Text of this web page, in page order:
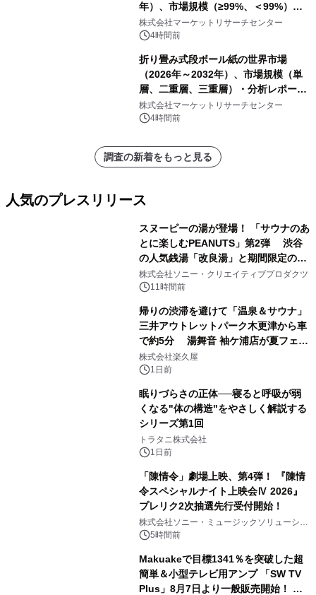
年）、市場規模（≥99%、＜99%）・
分析レポートを発表
株式会社マーケットリサーチセンター
4時間前
折り畳み式段ボール紙の世界市場
（2026年～2032年）、市場規模（単
層、二重層、三重層）・分析レポート
を発表
株式会社マーケットリサーチセンター
4時間前
調査の新着をもっと見る
人気のプレスリリース
スヌーピーの湯が登場！ 「サウナのあ
とに楽しむPEANUTS」第2弾 渋谷
の人気銭湯「改良湯」と期間限定のコ
ラボレーション サウナイキタイコラ
ボグッズも発売決定！
株式会社ソニー・クリエイティブプロダクツ
11時間前
帰りの渋滞を避けて「温泉＆サウナ」
三井アウトレットパーク木更津から車
で約5分 湯舞音 袖ケ浦店が夏フェア
メニューを提供
株式会社楽久屋
1日前
眠りづらさの正体──寝ると呼吸が弱
くなる"体の構造"をやさしく解説する
シリーズ第1回
トラタニ株式会社
1日前
「陳情令」劇場上映、第4弾！ 『陳情
令スペシャルナイト上映会Ⅳ 2026』
プレリク2次抽選先行受付開始！
株式会社ソニー・ミュージックソリューショ
ンズ5時間前
Makuakeで目標1341％を突破した超
簡単＆小型テレビ用アンプ 「SW TV
Plus」8月7日より一般販売開始！ ケ